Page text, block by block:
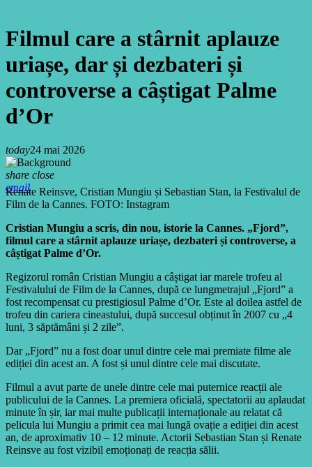
Filmul care a stârnit aplauze
uriașe, dar și dezbateri și
controverse a câștigat Palme
d’Or
today24 mai 2026
share close
email
Renate Reinsve, Cristian Mungiu și Sebastian Stan, la Festivalul de
Film de la Cannes. FOTO: Instagram
Cristian Mungiu a scris, din nou, istorie la Cannes. „Fjord”,
filmul care a stârnit aplauze uriașe, dezbateri și controverse, a
câștigat Palme d’Or.
Regizorul român Cristian Mungiu a câștigat iar marele trofeu al
Festivalului de Film de la Cannes, după ce lungmetrajul „Fjord” a
fost recompensat cu prestigiosul Palme d’Or. Este al doilea astfel de
trofeu din cariera cineastului, după succesul obținut în 2007 cu „4
luni, 3 săptămâni și 2 zile”.
Dar „Fjord” nu a fost doar unul dintre cele mai premiate filme ale
ediției din acest an. A fost și unul dintre cele mai discutate.
Filmul a avut parte de unele dintre cele mai puternice reacții ale
publicului de la Cannes. La premiera oficială, spectatorii au aplaudat
minute în șir, iar mai multe publicații internaționale au relatat că
pelicula lui Mungiu a primit cea mai lungă ovație a ediției din acest
an, de aproximativ 10 – 12 minute. Actorii Sebastian Stan și Renate
Reinsve au fost vizibil emoționați de reacția sălii.